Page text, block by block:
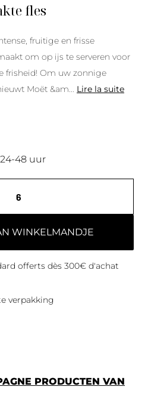
fles
fruitige en frisse
om op ijs te serveren voor
frisheid! Om uw zonnige
Moët &am
Lire la suite
48 uur
WINKELMANDJE
offerts dès 300€ d'achat
verpakking
PRODUCTEN VAN